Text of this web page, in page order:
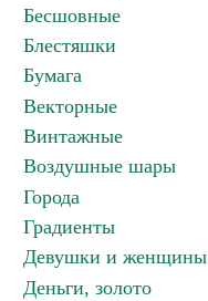
Бесшовные
Блестяшки
Бумага
Векторные
Винтажные
Воздушные шары
Города
Градиенты
Девушки и женщины
Деньги, золото